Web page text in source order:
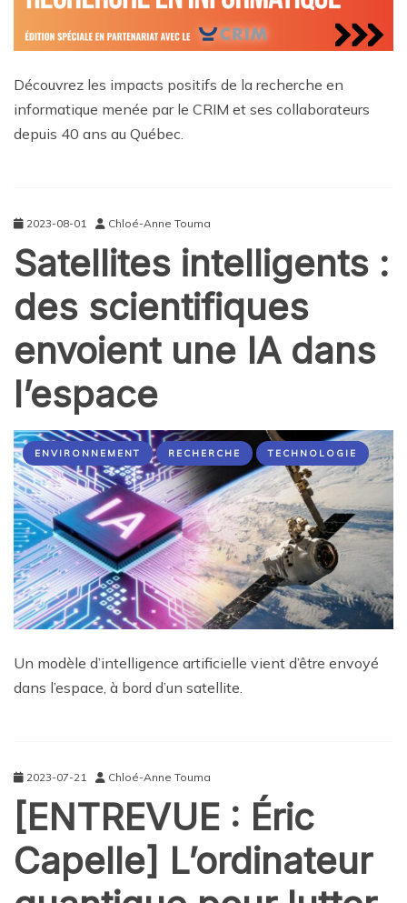
Découvrez les impacts positifs de la recherche en
informatique menée par le CRIM et ses collaborateurs
depuis 40 ans au Québec.
2023-08-01 Chloé-Anne Touma
Satellites intelligents :
des scientifiques
envoient une IA dans
l’espace
ENVIRONNEMENT RECHERCHE TECHNOLOGIE
Un modèle d’intelligence artificielle vient d’être envoyé
dans l’espace, à bord d’un satellite.
2023-07-21 Chloé-Anne Touma
[ENTREVUE : Éric
Capelle] L’ordinateur